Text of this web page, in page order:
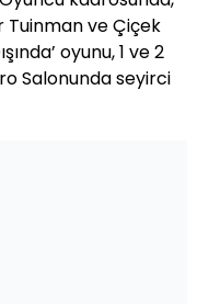
Tuinman ve Çiçek
oyunu, 1 ve 2
Salonunda seyirci